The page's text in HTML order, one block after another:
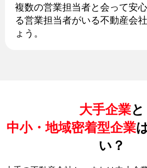
複数の営業担当者と会って安
る営業担当者がいる不動産会
ょう。
大手企業と
中小・地域密着型企業
い？